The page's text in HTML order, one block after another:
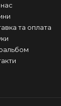
та оплата